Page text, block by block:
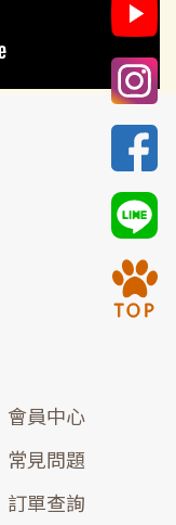
會員中心
常見問題
訂單查詢